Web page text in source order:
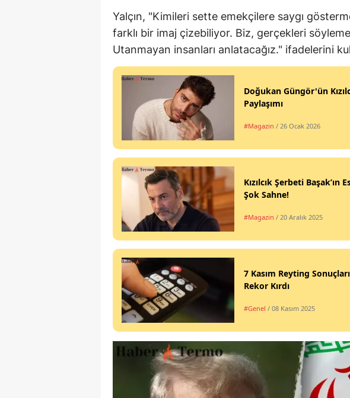
Yalçın, "Kimileri sette emekçilere saygı
farklı bir imaj çizebiliyor. Biz, gerçekleri
Utanmayan insanları anlatacağız." ifadelerini
Doğukan Güngör'ün
Paylaşımı
#Magazin / 26 Ocak 2026
Kızılcık Şerbeti
Şok Sahne!
#Magazin / 20 Aralık 2025
7 Kasım Reyting
Rekor Kırdı
#Genel / 08 Kasım 2025